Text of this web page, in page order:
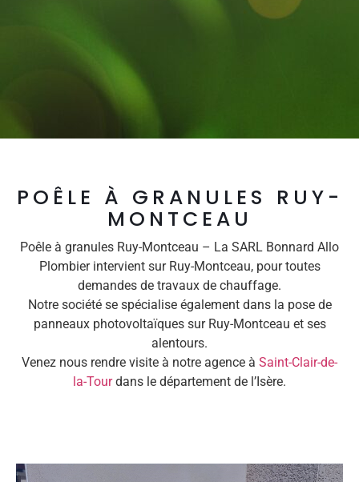
POÊLE À GRANULES RUY-
MONTCEAU
Poêle à granules Ruy-Montceau – La SARL Bonnard Allo
Plombier intervient sur Ruy-Montceau, pour toutes
demandes de travaux de chauffage.
Notre société se spécialise également dans la pose de
panneaux photovoltaïques sur Ruy-Montceau et ses
alentours.
Venez nous rendre visite à notre agence à Saint-Clair-de-
la-Tourdans le département de l’Isère.